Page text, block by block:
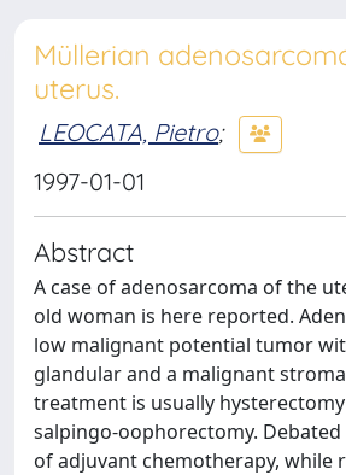
Müllerian
uterus.
LEOCATA, Pietro;
1997-01-01
Abstract
A case of adenosarcoma of the
old woman is here reported.
low malignant potential tumor
glandular and a malignant
treatment is usually
salpingo-oophorectomy.
of adjuvant chemotherapy, while